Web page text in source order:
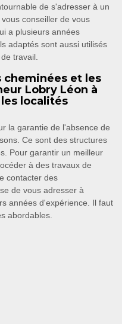
de s'adresser à un
conseiller de vous
a plusieurs années
adaptés sont aussi utilisés
travail.
cheminées et les
Lobry Léon à
localités
la garantie de l'absence de
Ce sont des structures
Pour garantir un meilleur
à des travaux de
contacter des
de vous adresser à
années d'expérience. Il faut
abordables.